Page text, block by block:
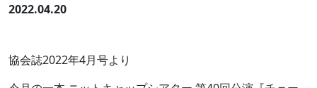
2022.04.20
協会誌2022年4月号より